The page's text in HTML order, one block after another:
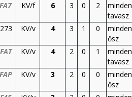
KV/f 6 3 0 2
minden
tavasz
KV/v 4 3 1 0
minden
ősz
KV/v 4 2 0 1
minden
tavasz
KV/v 3 2 0 0
minden
ősz